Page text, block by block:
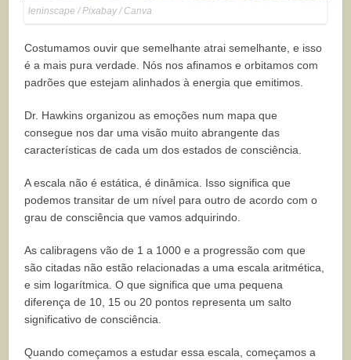
leninscape / Pixabay / Canva
Costumamos ouvir que semelhante atrai semelhante, e isso
é a mais pura verdade. Nós nos afinamos e orbitamos com
padrões que estejam alinhados à energia que emitimos.
Dr. Hawkins organizou as emoções num mapa que
consegue nos dar uma visão muito abrangente das
características de cada um dos estados de consciência.
A escala não é estática, é dinâmica. Isso significa que
podemos transitar de um nível para outro de acordo com o
grau de consciência que vamos adquirindo.
As calibragens vão de 1 a 1000 e a progressão com que
são citadas não estão relacionadas a uma escala aritmética,
e sim logarítmica. O que significa que uma pequena
diferença de 10, 15 ou 20 pontos representa um salto
significativo de consciência.
Quando começamos a estudar essa escala, começamos a